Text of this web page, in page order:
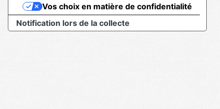
Notification lors de la collecte
Vos choix en matière de confidentialité